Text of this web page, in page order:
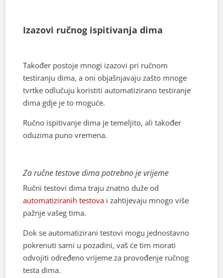
Izazovi ručnog ispitivanja dima
Također postoje mnogi izazovi pri ručnom
testiranju dima, a oni objašnjavaju zašto mnoge
tvrtke odlučuju koristiti automatizirano testiranje
dima gdje je to moguće.
Ručno ispitivanje dima je temeljito, ali također
oduzima puno vremena.
Za ručne testove dima potrebno je vrijeme
Ručni testovi dima traju znatno duže od
automatiziranih testova i zahtijevaju mnogo više
pažnje vašeg tima.
Dok se automatizirani testovi mogu jednostavno
pokrenuti sami u pozadini, vaš će tim morati
odvojiti određeno vrijeme za provođenje ručnog
testa dima.